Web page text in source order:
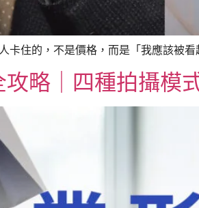
卡住的，不是價格，而是「我應該被
略｜四種拍攝模